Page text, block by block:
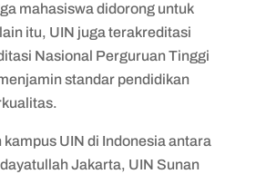
mahasiswa didorong untuk
itu, UIN juga terakreditasi
Nasional Perguruan Tinggi
standar pendidikan
UIN di Indonesia antara
Jakarta, UIN Sunan